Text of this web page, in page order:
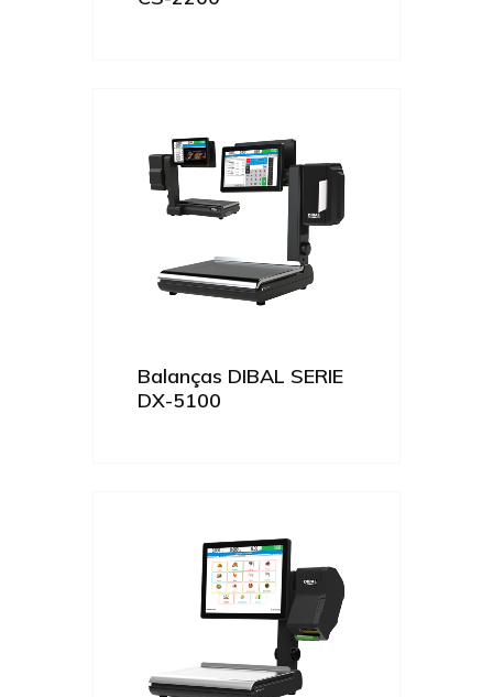
Balanças DIBAL SERIE
DX-5100